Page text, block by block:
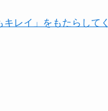
レイ」をもたらして